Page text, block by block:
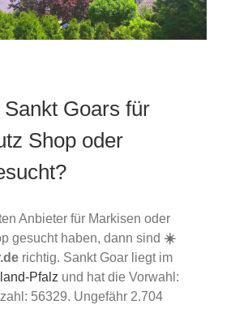
Goars für
Shop oder
Anbieter für Markisen oder
gesucht haben, dann sind ☀️
richtig. Sankt Goar liegt im
Pfalz und hat die Vorwahl:
56329. Ungefähr 2.704